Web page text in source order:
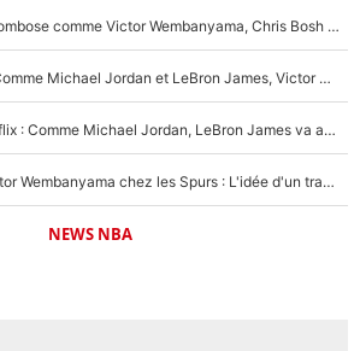
NBA - Victime d'une thrombose comme Victor Wembanyama, Chris Bosh prévient le Français des risques sur sa santé : «J’ai failli mourir sur le coup et j’ai été ramené à la vie»
De la NBA au cinéma : Comme Michael Jordan et LeBron James, Victor Wembanyama rêve d'une carrière d'acteur !
The Last Dance sur Netflix : Comme Michael Jordan, LeBron James va avoir le droit à sa série !
Stephen Curry avec Victor Wembanyama chez les Spurs : L'idée d'un trade historique est lancée en NBA !
NEWS NBA